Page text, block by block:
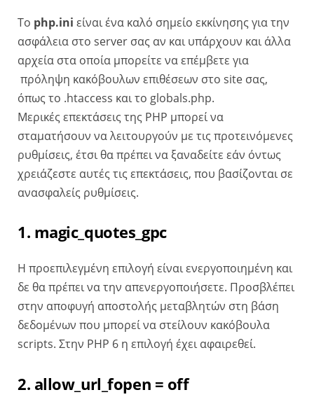
Το php.ini είναι ένα καλό σημείο εκκίνησης για την
ασφάλεια στο server σας αν και υπάρχουν και άλλα
αρχεία στα οποία μπορείτε να επέμβετε για
πρόληψη κακόβουλων επιθέσεων στο site σας,
όπως το .htaccess και το globals.php.
Μερικές επεκτάσεις της PHP μπορεί να
σταματήσουν να λειτουργούν με τις προτεινόμενες
ρυθμίσεις, έτσι θα πρέπει να ξαναδείτε εάν όντως
χρειάζεστε αυτές τις επεκτάσεις, που βασίζονται σε
ανασφαλείς ρυθμίσεις.
1. magic_quotes_gpc
Η προεπιλεγμένη επιλογή είναι ενεργοποιημένη και
δε θα πρέπει να την απενεργοποιήσετε. Προσβλέπει
στην αποφυγή αποστολής μεταβλητών στη βάση
δεδομένων που μπορεί να στείλουν κακόβουλα
scripts. Στην PHP 6 η επιλογή έχει αφαιρεθεί.
2. allow_url_fopen = off